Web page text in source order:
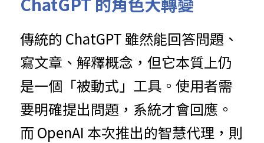
傳統的 ChatGPT 雖然能回答問題、
寫文章、解釋概念，但它本質上仍
是一個「被動式」工具。使用者需
要明確提出問題，系統才會回應。
而 OpenAI 本次推出的智慧代理，則